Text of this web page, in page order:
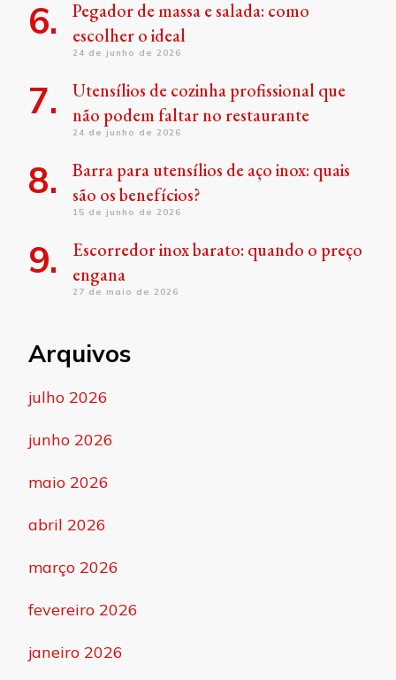
Pegador de massa e salada: como
escolher o ideal
24 de junho de 2026
Utensílios de cozinha profissional que
não podem faltar no restaurante
24 de junho de 2026
Barra para utensílios de aço inox: quais
são os benefícios?
15 de junho de 2026
Escorredor inox barato: quando o preço
engana
27 de maio de 2026
Arquivos
julho 2026
junho 2026
maio 2026
abril 2026
março 2026
fevereiro 2026
janeiro 2026